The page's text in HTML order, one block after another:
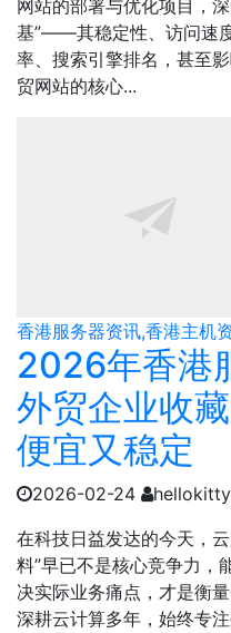
网站的部署与优化项目，
基”——其稳定性、访问速
率、搜索引擎排名，甚至
贸网站的核心...
香港服务器资讯,香港主机
2026年香港
外贸企业收
便宜又稳定
2026-02-24
hellokitty
在科技日益发达的今天，
料”早已不是核心竞争力，
决实际业务痛点，才是衡
深耕云计算多年，始终专